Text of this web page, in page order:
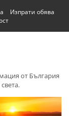
Изпрати обява
от България